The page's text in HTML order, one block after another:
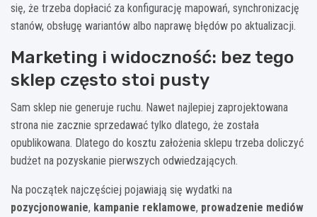
się, że trzeba dopłacić za konfigurację mapowań, synchronizację
stanów, obsługę wariantów albo naprawę błędów po aktualizacji.
Marketing i widoczność: bez tego
sklep często stoi pusty
Sam sklep nie generuje ruchu. Nawet najlepiej zaprojektowana
strona nie zacznie sprzedawać tylko dlatego, że została
opublikowana. Dlatego do kosztu założenia sklepu trzeba doliczyć
budżet na pozyskanie pierwszych odwiedzających.
Na początek najczęściej pojawiają się wydatki na
pozycjonowanie, kampanie reklamowe, prowadzenie mediów